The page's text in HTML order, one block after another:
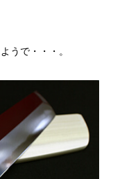
うで・・・。